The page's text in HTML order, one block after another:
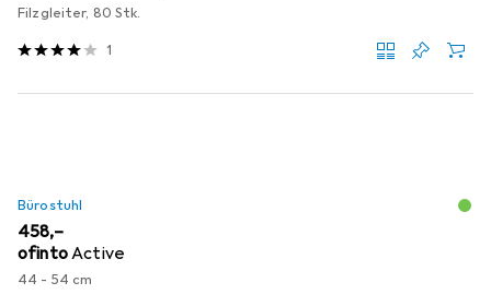
Filzgleiter, 80 Stk.
1
Bürostuhl
EUR
458,–
ofintoActive
44 - 54 cm